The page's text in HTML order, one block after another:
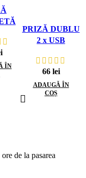
12
16 A
ÎN
PRIZĂ DUBLU
2 x USB
3100mA 12V/24V
66 lei
ADAUGĂ ÎN
COȘ
de la pasarea